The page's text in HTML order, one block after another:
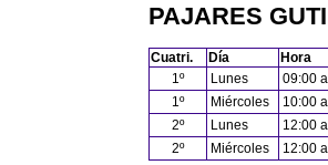
PAJARES
Cuatri. Día
Hora
1º
Lunes
09:00
1º
Miércoles
10:00
2º
Lunes
12:00
2º
Miércoles 12:00